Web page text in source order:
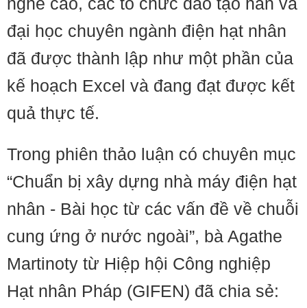
đại học chuyên ngành điện hạt nhân
đã được thành lập như một phần của
kế hoạch Excel và đang đạt được kết
quả thực tế.
Trong phiên thảo luận có chuyên mục
“Chuẩn bị xây dựng nhà máy điện hạt
nhân - Bài học từ các vấn đề về chuỗi
cung ứng ở nước ngoài”, bà Agathe
Martinoty từ Hiệp hội Công nghiệp
Hạt nhân Pháp (GIFEN) đã chia sẻ: